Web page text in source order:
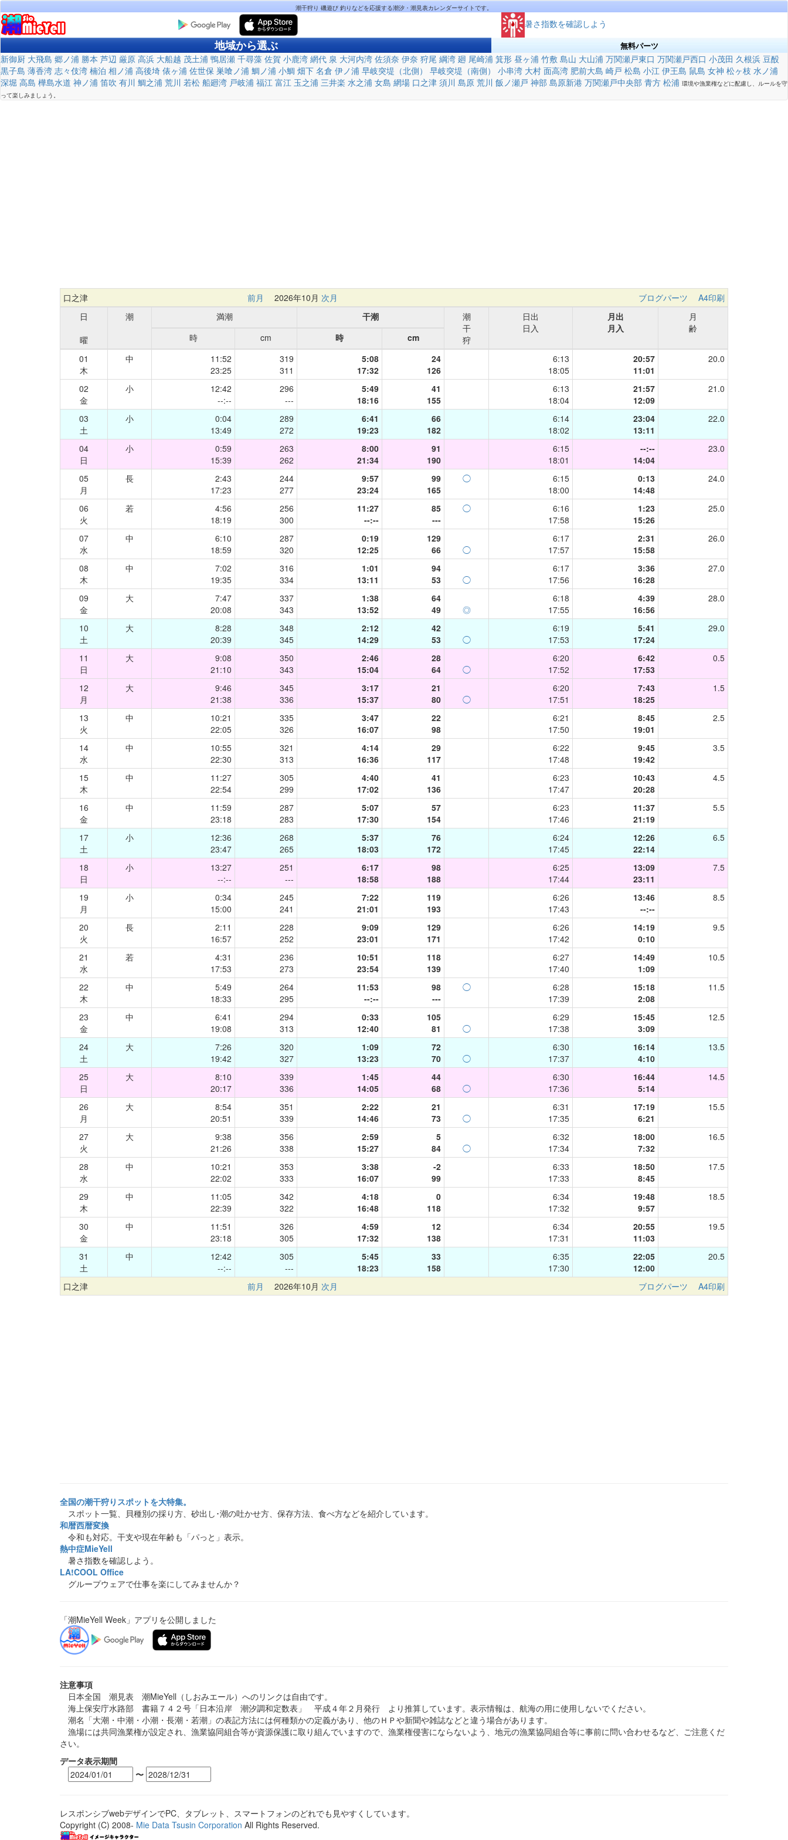
潮干狩り 磯遊び 釣りなどを応援する潮汐・潮見表カレンダーサイトです。
暑さ指数を確認しよう
地域から選ぶ 無料パーツ
新御厨 大飛島 郷ノ浦 勝本 芦辺 厳原 高浜 大船越 茂土浦 鴨居瀬 千尋藻 佐賀 小鹿湾 網代 泉 大河内湾 佐須奈 伊奈 狩尾 綱湾 廻 尾崎浦 箕形 昼ヶ浦 竹敷 島山 大山浦 万関瀬戸東口 万関瀬戸西口 小茂田 久根浜 豆酘
黒子島 薄香湾 志々伎湾 楠泊 相ノ浦 高後埼 俵ヶ浦 佐世保 巣喰ノ浦 鯛ノ浦 小鯛 畑下 名倉 伊ノ浦 早岐突堤（北側） 早岐突堤（南側） 小串湾 大村 面高湾 肥前大島 崎戸 松島 小江 伊王島 鼠島 女神 松ヶ枝 水ノ浦
深堀 高島 樺島水道 神ノ浦 笛吹 有川 鯛之浦 荒川 若松 船廻湾 戸岐浦 福江 富江 玉之浦 三井楽 水之浦 女島 網場 口之津 須川 島原 荒川 飯ノ瀬戸 神部 島原新港 万関瀬戸中央部 青方 松浦 環境や漁業権などに配慮し、ルールを守
って楽しみましょう。
口之津 前月 2026年10月 次月 ブログパーツ
A4印刷
日
曜
潮 満潮 干潮
潮
干
狩
日出
日入
月出
月入
月
齢
時
cm 時
cm
01
木
中
11:52
23:25
319
311
5:08
17:32
24
126
6:13
18:05
20:57
11:01
20.0
02
金
小
12:42
--:--
296
---
5:49
18:16
41
155
6:13
18:04
21:57
12:09
21.0
03
土
小
0:04
13:49
289
272
6:41
19:23
66
182
6:14
18:02
23:04
13:11
22.0
04
日
小
0:59
15:39
263
262
8:00
21:34
91
190
6:15
18:01
--:--
14:04
23.0
05
月
長
2:43
17:23
244
277
9:57
23:24
99
165
◯
6:15
18:00
0:13
14:48
24.0
06
火
若
4:56
18:19
256
300
11:27
--:--
85
---
◯
6:16
17:58
1:23
15:26
25.0
07
水
中
6:10
18:59
287
320
0:19
12:25
129
66
◯
6:17
17:57
2:31
15:58
26.0
08
木
中
7:02
19:35
316
334
1:01
13:11
94
53
◯
6:17
17:56
3:36
16:28
27.0
09
金
大
7:47
20:08
337
343
1:38
13:52
64
49
◎
6:18
17:55
4:39
16:56
28.0
10
土
大
8:28
20:39
348
345
2:12
14:29
42
53
◯
6:19
17:53
5:41
17:24
29.0
11
日
大
9:08
21:10
350
343
2:46
15:04
28
64
◯
6:20
17:52
6:42
17:53
0.5
12
月
大
9:46
21:38
345
336
3:17
15:37
21
80
◯
6:20
17:51
7:43
18:25
1.5
13
火
中
10:21
22:05
335
326
3:47
16:07
22
98
6:21
17:50
8:45
19:01
2.5
14
水
中
10:55
22:30
321
313
4:14
16:36
29
117
6:22
17:48
9:45
19:42
3.5
15
木
中
11:27
22:54
305
299
4:40
17:02
41
136
6:23
17:47
10:43
20:28
4.5
16
金
中
11:59
23:18
287
283
5:07
17:30
57
154
6:23
17:46
11:37
21:19
5.5
17
土
小
12:36
23:47
268
265
5:37
18:03
76
172
6:24
17:45
12:26
22:14
6.5
18
日
小
13:27
--:--
251
---
6:17
18:58
98
188
6:25
17:44
13:09
23:11
7.5
19
月
小
0:34
15:00
245
241
7:22
21:01
119
193
6:26
17:43
13:46
--:--
8.5
20
火
長
2:11
16:57
228
252
9:09
23:01
129
171
6:26
17:42
14:19
0:10
9.5
21
水
若
4:31
17:53
236
273
10:51
23:54
118
139
6:27
17:40
14:49
1:09
10.5
22
木
中
5:49
18:33
264
295
11:53
--:--
98
---
◯
6:28
17:39
15:18
2:08
11.5
23
金
中
6:41
19:08
294
313
0:33
12:40
105
81
◯
6:29
17:38
15:45
3:09
12.5
24
土
大
7:26
19:42
320
327
1:09
13:23
72
70
◯
6:30
17:37
16:14
4:10
13.5
25
日
大
8:10
20:17
339
336
1:45
14:05
44
68
◯
6:30
17:36
16:44
5:14
14.5
26
月
大
8:54
20:51
351
339
2:22
14:46
21
73
◯
6:31
17:35
17:19
6:21
15.5
27
火
大
9:38
21:26
356
338
2:59
15:27
5
84
◯
6:32
17:34
18:00
7:32
16.5
28
水
中
10:21
22:02
353
333
3:38
16:07
-2
99
6:33
17:33
18:50
8:45
17.5
29
木
中
11:05
22:39
342
322
4:18
16:48
0
118
6:34
17:32
19:48
9:57
18.5
30
金
中
11:51
23:18
326
305
4:59
17:32
12
138
6:34
17:31
20:55
11:03
19.5
31
土
中
12:42
--:--
305
---
5:45
18:23
33
158
6:35
17:30
22:05
12:00
20.5
口之津 前月 2026年10月 次月 ブログパーツ A4印刷
全国の潮干狩りスポットを大特集。
スポット一覧、貝種別の採り方、砂出し･潮の吐かせ方、保存方法、食べ方などを紹介しています。
和暦西暦変換
令和も対応。干支や現在年齢も「パっと」表示。
熱中症MieYell
暑さ指数を確認しよう。
LA!COOL Office
グループウェアで仕事を楽にしてみませんか？
「潮MieYell Week」アプリを公開しました
注意事項
日本全国 潮見表 潮MieYell（しおみエール）へのリンクは自由です。
海上保安庁水路部 書籍７４２号「日本沿岸 潮汐調和定数表」 平成４年２月発行 より推算しています。表示情報は、航海の用に使用しないでください。
潮名「大潮・中潮・小潮・長潮・若潮」の表記方法には何種類かの定義があり、他のＨＰや新聞や雑誌などと違う場合があります。
漁場には共同漁業権が設定され、漁業協同組合等が資源保護に取り組んでいますので、漁業権侵害にならないよう、地元の漁業協同組合等に事前に問い合わせるなど、ご注意くだ
さい。
データ表示期間
〜
レスポンシブwebデザインでPC、タブレット、スマートフォンのどれでも見やすくしています。
Copyright (C) 2008- Mie Data Tsusin Corporation All Rights Reserved.